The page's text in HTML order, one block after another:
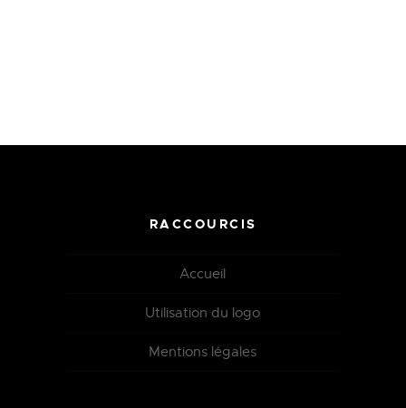
RACCOURCIS
Accueil
Utilisation du logo
Mentions légales